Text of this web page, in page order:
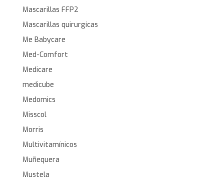
Mascarillas FFP2
Mascarillas quirurgícas
Me Babycare
Med-Comfort
Medicare
medicube
Medomics
Misscol
Morris
Multivitamínicos
Muñequera
Mustela